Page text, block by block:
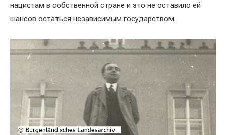
нацистам в собственной стране и это не оставило ей
шансов остаться независимым государством.